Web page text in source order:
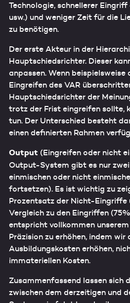
Technologie, schnellerer
usw.) und weniger Zeit für die
zu benötigen.
Der erste Akteur in der
Hauptschiedsrichter. Dieser
anpassen. Wenn beispielsweise
Eingreifen des VAR
Hauptschiedsrichter der
trotz der Frist eingreifen sollte,
tun. Der Unterschied besteht
einen definierten Rahmen
Output (Eingreifen oder nicht
Output-System gibt es nur
einmischen oder nicht
fortsetzen). Es ist wichtig zu
Prozentsatz der Nicht-Eingriffe
Vergleich zu den Eingriffen
entspricht vollkommen
Präzision zu erhöhen, indem
Ausbildungskosten erhöhen,
immateriellen Kosten.
Zusammenfassend lassen sich
zwischen dem derzeitigen und